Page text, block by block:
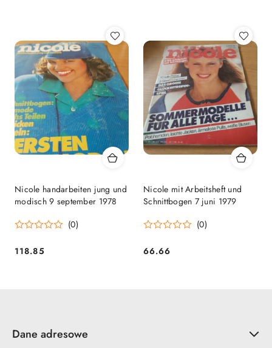
Nicole handarbeiten jung und
modisch 9 september 1978
(0)
Cena:
118.85
Nicole mit Arbeitsheft und
Schnittbogen 7 juni 1979
(0)
Cena:
66.66
Dane adresowe